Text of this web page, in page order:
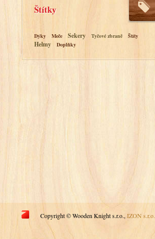
Štítky
Dýky Meče Sekery Tyčové zbraně Štíty
Helmy Doplňky
Copyright © Wooden Knight s.r.o., IZON s.r.o.